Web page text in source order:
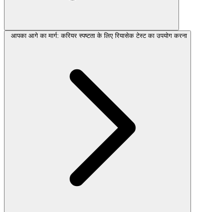
आपका आगे का मार्ग: करियर स्पष्टता के लिए रियासेक टेस्ट का उपयोग करना